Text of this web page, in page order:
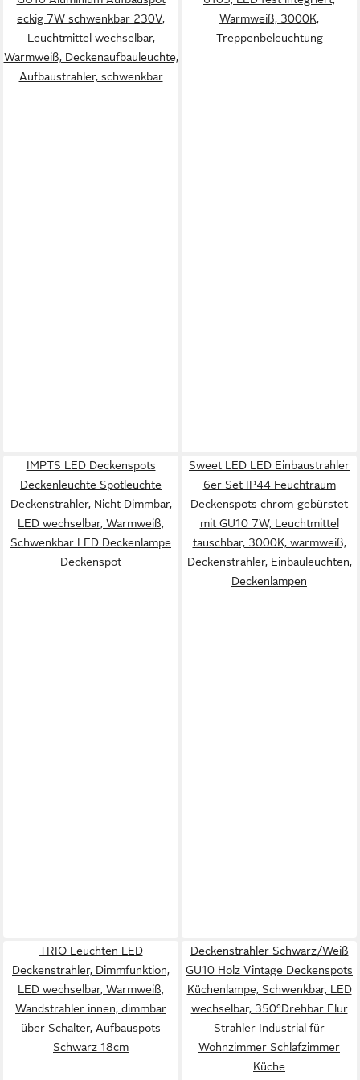
eckig 7W schwenkbar 230V,
Leuchtmittel wechselbar,
Warmweiß, Deckenaufbauleuchte,
Aufbaustrahler, schwenkbar
Warmweiß, 3000K,
Treppenbeleuchtung
IMPTS LED Deckenspots
Deckenleuchte Spotleuchte
Deckenstrahler, Nicht Dimmbar,
LED wechselbar, Warmweiß,
Schwenkbar LED Deckenlampe
Deckenspot
Sweet LED LED Einbaustrahler
6er Set IP44 Feuchtraum
Deckenspots chrom-gebürstet
mit GU10 7W, Leuchtmittel
tauschbar, 3000K, warmweiß,
Deckenstrahler, Einbauleuchten,
Deckenlampen
TRIO Leuchten LED
Deckenstrahler, Dimmfunktion,
LED wechselbar, Warmweiß,
Wandstrahler innen, dimmbar
über Schalter, Aufbauspots
Schwarz 18cm
Deckenstrahler Schwarz/Weiß
GU10 Holz Vintage Deckenspots
Küchenlampe, Schwenkbar, LED
wechselbar, 350°Drehbar Flur
Strahler Industrial für
Wohnzimmer Schlafzimmer
Küche